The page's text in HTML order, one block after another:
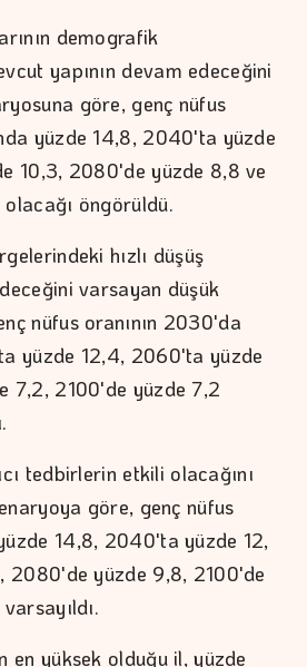
demografik
yapının devam edeceğini
göre, genç nüfus
yüzde 14,8, 2040'ta yüzde
10,3, 2080'de yüzde 8,8 ve
öngörüldü.
hızlı düşüş
varsayan düşük
nüfus oranının 2030'da
yüzde 12,4, 2060'ta yüzde
7,2, 2100'de yüzde 7,2
tedbirlerin etkili olacağını
göre, genç nüfus
14,8, 2040'ta yüzde 12,
2080'de yüzde 9,8, 2100'de
en yüksek olduğu il, yüzde